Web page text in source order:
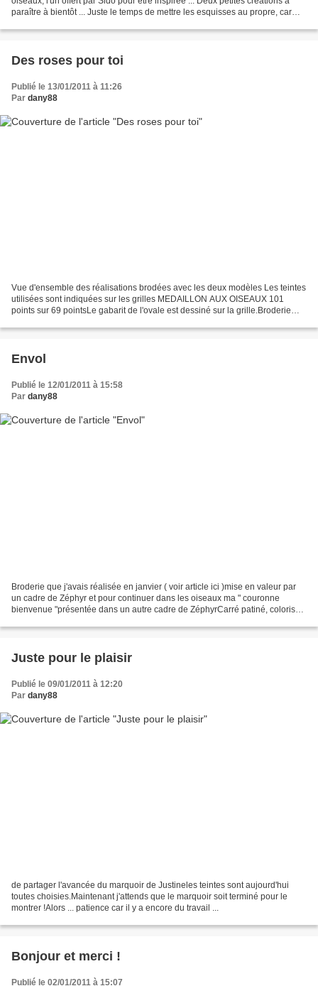
paraître à bientôt ... Juste le temps de mettre les esquisses au propre, car
Des roses pour toi
Publié le 13/01/2011 à 11:26
Par dany88
Vue d'ensemble des réalisations brodées avec les deux modèles Les teintes
utilisées sont indiquées sur les grilles MEDAILLON AUX OISEAUX 101
points sur 69 pointsLe gabarit de l'ovale est dessiné sur la grille.Broderie
Envol
Publié le 12/01/2011 à 15:58
Par dany88
Broderie que j'avais réalisée en janvier ( voir article ici )mise en valeur par
un cadre de Zéphyr et pour continuer dans les oiseaux ma " couronne
bienvenue "présentée dans un autre cadre de ZéphyrCarré patiné, coloris
Juste pour le plaisir
Publié le 09/01/2011 à 12:20
Par dany88
de partager l'avancée du marquoir de Justineles teintes sont aujourd'hui
toutes choisies.Maintenant j'attends que le marquoir soit terminé pour le
montrer !Alors ... patience car il y a encore du travail ...
Bonjour et merci !
Publié le 02/01/2011 à 15:07